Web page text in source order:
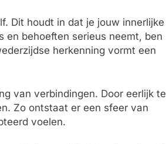
Dit houdt in dat je jouw innerlijke
en behoeften serieus neemt, ben
herkenning vormt een
van verbindingen. Door eerlijk te
Zo ontstaat er een sfeer van
voelen.